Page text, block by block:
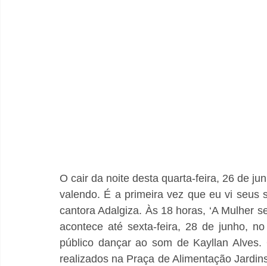
O cair da noite desta quarta-feira, 26 de
valendo. É a primeira vez que eu vi seus
cantora Adalgiza. Às 18 horas, ‘A Mulher
acontece até sexta-feira, 28 de junho,
público dançar ao som de Kayllan
realizados na Praça de Alimentação